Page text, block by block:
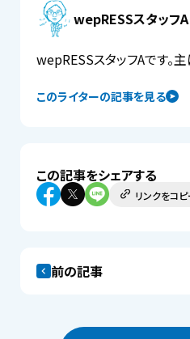
wepRESSスタッフA
このライターの記事を見る
wepRESSスタッフAです。
この記事をシェアする
リンクをコピ
前の記事